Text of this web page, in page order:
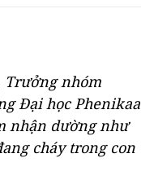
Trưởng nhóm
Đại học Phenikaa
nhận dường như
cháy trong con